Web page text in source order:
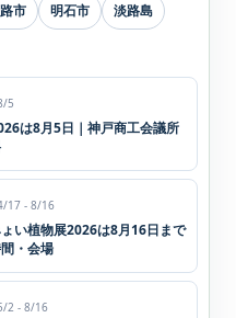
市 明石市
淡路島
5
は8月5日｜神戸商工会議所
17 - 8/16
い植物展2026は8月16日まで
・会場
2 - 8/16